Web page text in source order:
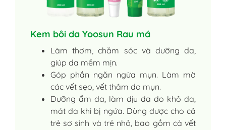
Kem bôi da Yoosun Rau má
Làm thơm, chăm sóc và dưỡng da,
giúp da mềm mịn.
Góp phần ngăn ngừa mụn. Làm mờ
các vết sẹo, vết thâm do mụn.
Dưỡng ẩm da, làm dịu da do khô da,
mát da khi bị ngứa. Dùng được cho cả
trẻ sơ sinh và trẻ nhỏ, bao gồm cả vết